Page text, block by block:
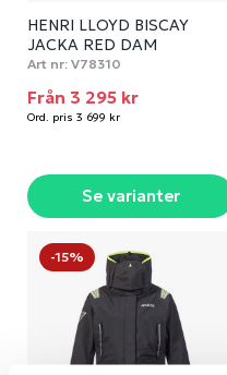
HENRI LLOYD BISCAY
JACKA RED DAM
Art nr: V78310
Från 3 295 kr
Ord. pris 3 699 kr
Se varianter
-15%